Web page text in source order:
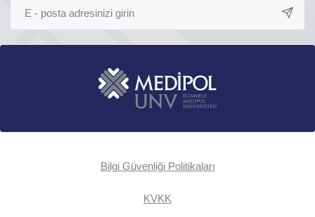
Bilgi Güvenliği Politikaları
KVKK